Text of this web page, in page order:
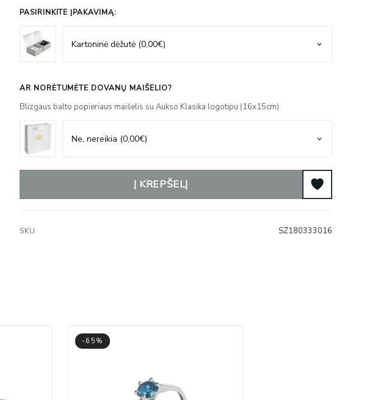
PASIRINKITE ĮPAKAVIMĄ:
AR NORĖTUMĖTE DOVANŲ MAIŠELIO?
Blizgaus balto popieriaus maišelis su Aukso Klasika logotipu (16x15cm)
Į KREPŠELĮ
SKU SZ180333016
-65%